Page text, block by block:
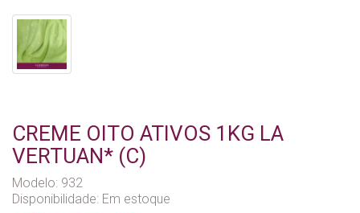
CREME OITO ATIVOS 1KG LA
VERTUAN* (C)
Modelo: 932
Disponibilidade: Em estoque